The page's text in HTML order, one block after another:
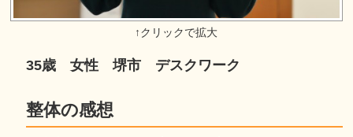
35歳 女性 堺市 デスクワーク
整体の感想